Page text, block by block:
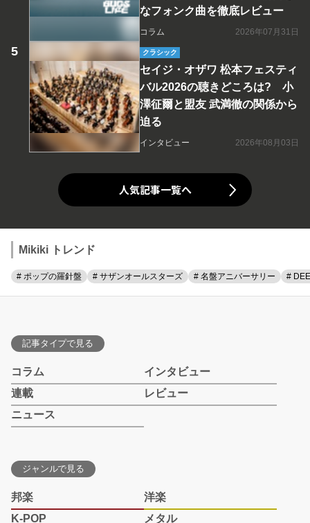
なフォンク曲を徹底レビュー
コラム 2026年07月31日
クラシック
セイジ・オザワ 松本フェスティ
バル2026の聴きどころは? 小
澤征爾と盟友 武満徹の関係から
迫る
インタビュー 2026年08月03日
人気記事一覧へ
Mikiki トレンド
# ポップの羅針盤 # サザンオールスターズ # 名盤アニバーサリー #
記事タイプで見る
コラム
インタビュー
連載
レビュー
ニュース
ジャンルで見る
邦楽
洋楽
K-POP
メタル